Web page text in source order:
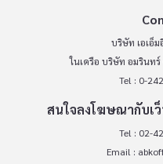
บริษัท เอเอ็
ในเครือ บริษัท อมรินท
Tel : 0-
สนใจลงโฆษณากับเ
Tel : 02-
Email :